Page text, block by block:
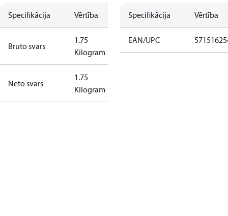
Specifikācija Vērtība
Bruto svars
1.75
Kilogram
Neto svars
1.75
Kilogram
Specifikācija Vērtība
EAN/UPC